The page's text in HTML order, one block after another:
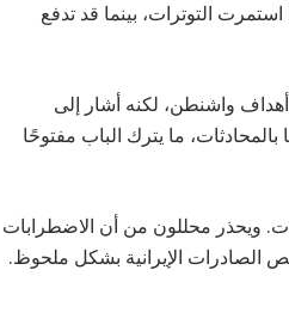
قد يقترب من 100 دولار للبرميل إذا استمرت التوترات، بينما قد تدفع
واشنطن، لكنه أشار إلى
ما يترك الباب مفتوحًا
ويحذر محللون من أن الاضطرابات
الصادرات الإيرانية بشكل ملحوظ.